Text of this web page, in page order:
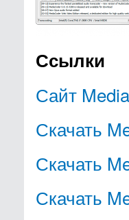
Ссылки
Сайт
Скачать
Скачать
Скачать